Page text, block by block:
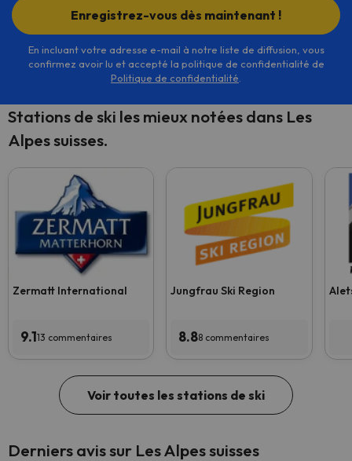
Enregistrez-vous dès maintenant !
En incluant votre adresse e-mail à notre liste de diffusion, vous
confirmez avoir lu et accepté la politique de confidentialité de
Politique de confidentialité
Stations de ski les mieux notées dans Les
Alpes suisses.
Zermatt International
9.113 commentaires
Jungfrau Ski Region
8.88 commentaires
Voir toutes les stations de ski
Derniers avis sur Les Alpes suisses